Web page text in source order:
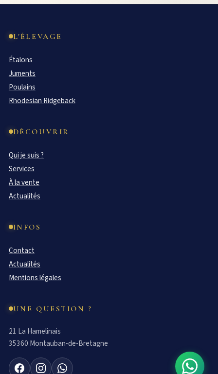
L'ÉLEVAGE
Étalons
Juments
Poulains
Rhodesian Ridgeback
DÉCOUVRIR
Qui je suis ?
Services
À la vente
Actualités
INFOS
Contact
Actualités
Mentions légales
UNE QUESTION ?
21 La Hamelinais
35360 Montauban-de-Bretagne